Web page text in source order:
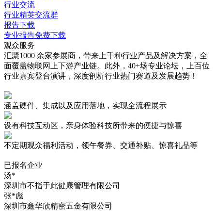
行业交流
行业精英交流群
报告下载
专业报告免费下载
观众服务
汇聚1000 余家参展商，带来上千种行业产品及解决方案，全
面覆盖物联网上下游产业链。此外，40+场专业论坛，上百位
行业嘉宾登台演讲，深度剖析行业热门赛道及发展趋势！
涵盖硬件、集成以及应用落地，实现全流程展示
设有科技互动区 ，亲身体验科技所带来的便捷与惊喜
不定期观众福利活动 ，领午餐券、交通补贴、惊喜礼品等
已报名企业
汤*
深圳市不指于此健康管理有限公司
张*彪
深圳市鑫华欣精密五金有限公司